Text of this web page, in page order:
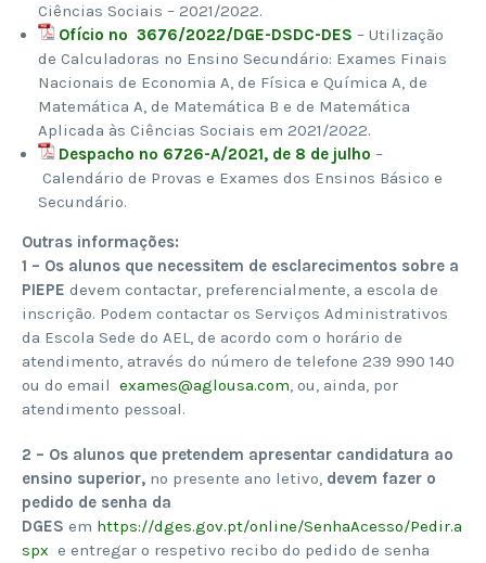
Ciências Sociais – 2021/2022.
Ofício nº 3676/2022/DGE-DSDC-DES – Utilização
de Calculadoras no Ensino Secundário: Exames Finais
Nacionais de Economia A, de Física e Química A, de
Matemática A, de Matemática B e de Matemática
Aplicada às Ciências Sociais em 2021/2022.
Despacho nº 6726-A/2021, de 8 de julho –
Calendário de Provas e Exames dos Ensinos Básico e
Secundário.
Outras informações:
1 – Os alunos que necessitem de esclarecimentos sobre a
PIEPE devem contactar, preferencialmente, a escola de
inscrição. Podem contactar os Serviços Administrativos
da Escola Sede do AEL, de acordo com o horário de
atendimento, através do número de telefone 239 990 140
ou do email exames@aglousa.com, ou, ainda, por
atendimento pessoal.
2 – Os alunos que pretendem apresentar candidatura ao
ensino superior, no presente ano letivo, devem fazer o
pedido de senha da
DGES em https://dges.gov.pt/online/SenhaAcesso/Pedir.a
spx e entregar o respetivo recibo do pedido de senha